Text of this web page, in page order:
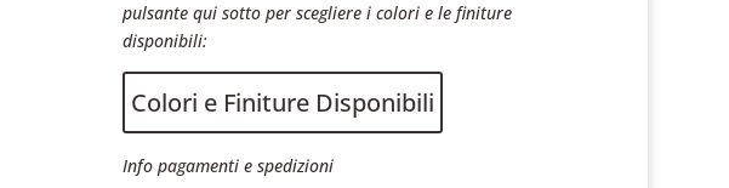
pulsante qui sotto per scegliere i colori e le finiture
disponibili:
Colori e Finiture Disponibili
Info pagamenti e spedizioni